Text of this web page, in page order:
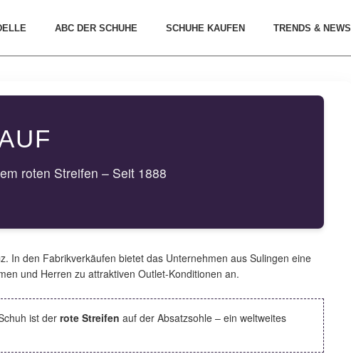
ABC DER SCHUHE SCHUHE KAUFEN TRENDS & NEWS
roten Streifen – Seit 1888
In den Fabrikverkäufen bietet das Unternehmen aus Sulingen eine
und Herren zu attraktiven Outlet-Konditionen an.
ist derrote Streifen auf der Absatzsohle – ein weltweites